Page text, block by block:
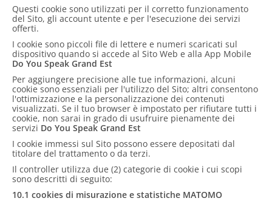
Questi cookie sono utilizzati per il corretto funzionamento
del Sito, gli account utente e per l'esecuzione dei servizi
offerti.
I cookie sono piccoli file di lettere e numeri scaricati sul
dispositivo quando si accede al Sito Web e alla App Mobile
Do You Speak Grand Est
Per aggiungere precisione alle tue informazioni, alcuni
cookie sono essenziali per l'utilizzo del Sito; altri consentono
l'ottimizzazione e la personalizzazione dei contenuti
visualizzati. Se il tuo browser è impostato per rifiutare tutti i
cookie, non sarai in grado di usufruire pienamente dei
servizi Do You Speak Grand Est
I cookie immessi sul Sito possono essere depositati dal
titolare del trattamento o da terzi.
Il controller utilizza due (2) categorie di cookie i cui scopi
sono descritti di seguito:
10.1 cookies di misurazione e statistiche MATOMO